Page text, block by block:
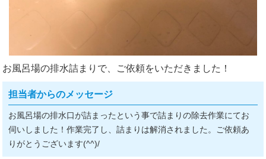
お風呂場の排水詰まりで、ご依頼をいただきました！
担当者からのメッセージ
お風呂場の排水口が詰まったという事で詰まりの除去作業にてお
伺いしました！作業完了し、詰まりは解消されました。ご依頼あ
りがとうございます(^^)/